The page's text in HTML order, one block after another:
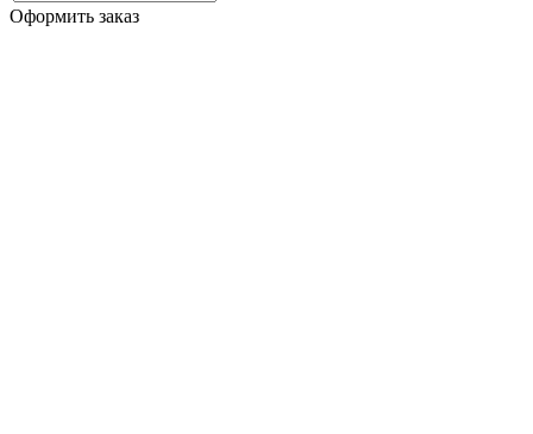
Оформить заказ